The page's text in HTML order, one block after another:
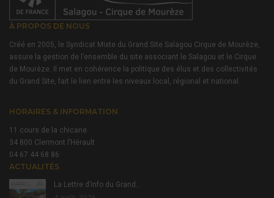
À PROPOS DE NOUS
Créé en 2005, le Syndicat Mixte du Grand Site Salagou Cirque de Mourèze,
assure la gestion de l’ensemble du site associant le Salagou et le Cirque
de Mourèze. Il met en cohérence la politique des élus et des collectivités
du Grand Site, fait le lien entre les niveaux local, régional et national.
HORAIRES & INFORMATION
11 cours de la chicane
34 800 Clermont l’Hérault
04 67 44 68 86
ACTUALITÉS
La Lettre d’info du Grand…